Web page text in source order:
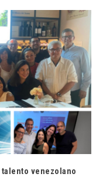
talento venezolano